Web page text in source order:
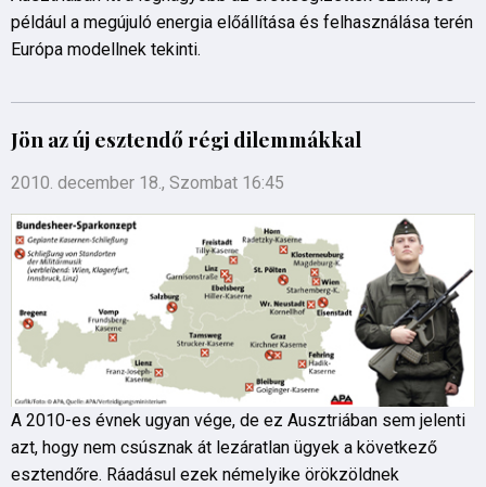
például a megújuló energia előállítása és felhasználása terén
Európa modellnek tekinti.
Jön az új esztendő régi dilemmákkal
2010. december 18., Szombat 16:45
A 2010-es évnek ugyan vége, de ez Ausztriában sem jelenti
azt, hogy nem csúsznak át lezáratlan ügyek a következő
esztendőre. Ráadásul ezek némelyike örökzöldnek